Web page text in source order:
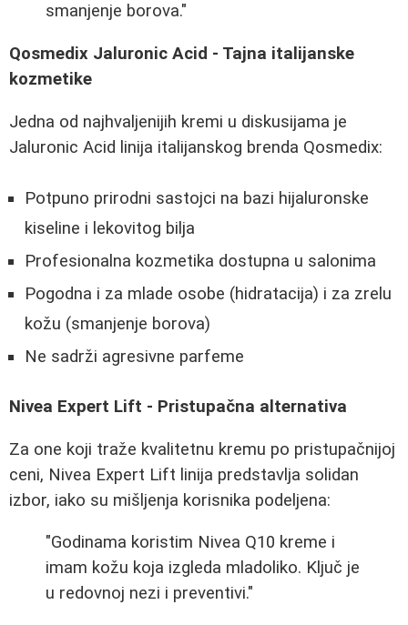
smanjenje borova."
Qosmedix Jaluronic Acid - Tajna italijanske
kozmetike
Jedna od najhvaljenijih kremi u diskusijama je
Jaluronic Acid linija italijanskog brenda Qosmedix:
Potpuno prirodni sastojci na bazi hijaluronske
kiseline i lekovitog bilja
Profesionalna kozmetika dostupna u salonima
Pogodna i za mlade osobe (hidratacija) i za zrelu
kožu (smanjenje borova)
Ne sadrži agresivne parfeme
Nivea Expert Lift - Pristupačna alternativa
Za one koji traže kvalitetnu kremu po pristupačnijoj
ceni, Nivea Expert Lift linija predstavlja solidan
izbor, iako su mišljenja korisnika podeljena:
"Godinama koristim Nivea Q10 kreme i
imam kožu koja izgleda mladoliko. Ključ je
u redovnoj nezi i preventivi."